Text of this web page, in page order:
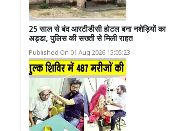
25 साल से बंद आरटीडीसी होटल बना नशेड़ियों का
अड्डा, पुलिस की सख्ती से मिली राहत
Published On 01 Aug 2026 15:05:23